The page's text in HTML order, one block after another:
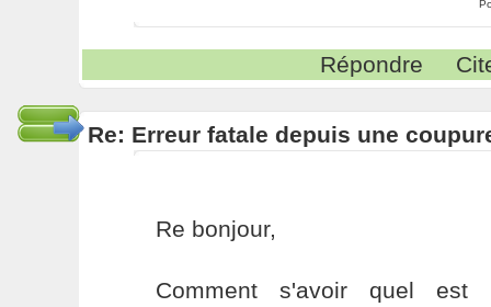
Répondre
Re: Erreur fatale depuis une
Re bonjour,
Comment s'avoir quel